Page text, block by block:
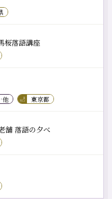
桜落語講座
他 東京都
舗 落語の夕べ